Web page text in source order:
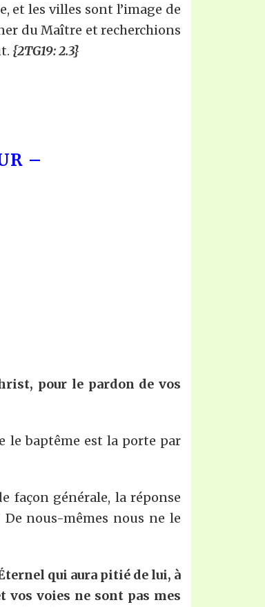
et les villes sont l’image de
du Maître et recherchions
{2TG19: 2.3}
–
pour le pardon de vos
le baptême est la porte par
générale, la réponse
nous-mêmes nous ne le
qui aura pitié de lui, à
vos voies ne sont pas mes